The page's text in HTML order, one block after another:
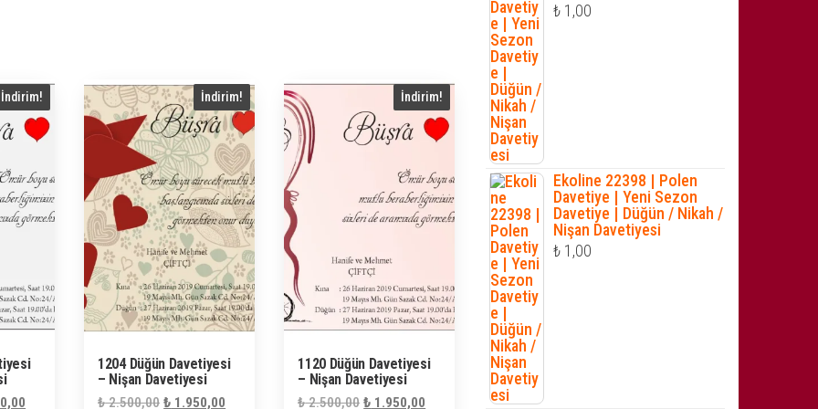
İndirim! İndirim!
1204 Düğün Davetiyesi
– Nişan Davetiyesi
₺2.500,00 Orijinal
₺ 1.950,00
İndirim!
1120 Düğün Davetiyesi
– Nişan Davetiyesi
₺2.500,00 Orijinal
₺ 1.950,00
₺1,00
Ekoline 22398 | Polen
Davetiye | Yeni Sezon
Davetiye | Düğün / Nikah /
Nişan Davetiyesi
₺1,00